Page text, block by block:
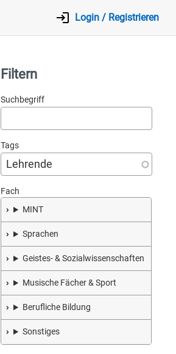
Login / Registrieren
Filtern
Suchbegriff
Tags
Fach
MINT
Sprachen
Geistes- & Sozialwissenschaften
Musische Fächer & Sport
Berufliche Bildung
Sonstiges